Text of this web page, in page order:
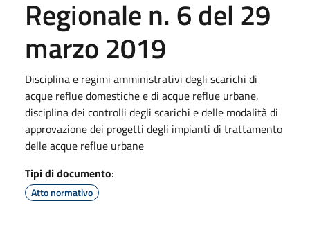
Regionale n. 6 del 29
marzo 2019
Disciplina e regimi amministrativi degli scarichi di
acque reflue domestiche e di acque reflue urbane,
disciplina dei controlli degli scarichi e delle modalità di
approvazione dei progetti degli impianti di trattamento
delle acque reflue urbane
Tipi di documento:
Atto normativo